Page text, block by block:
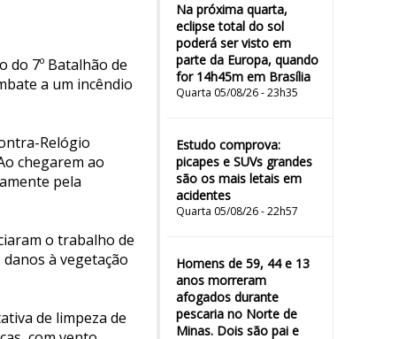
Na próxima quarta,
eclipse total do sol
poderá ser visto em
parte da Europa, quando
for 14h45m em Brasília
Quarta 05/08/26 - 23h35
Estudo comprova:
picapes e SUVs grandes
são os mais letais em
acidentes
Quarta 05/08/26 - 22h57
Homens de 59, 44 e 13
anos morreram
afogados durante
pescaria no Norte de
Minas. Dois são pai e
do 7º Batalhão de
a um incêndio
Relógio
chegarem ao
pela
o trabalho de
à vegetação
de limpeza de